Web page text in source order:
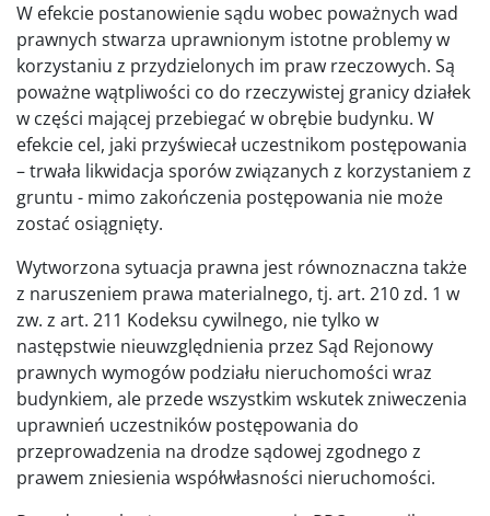
W efekcie postanowienie sądu wobec poważnych wad
prawnych stwarza uprawnionym istotne problemy w
korzystaniu z przydzielonych im praw rzeczowych. Są
poważne wątpliwości co do rzeczywistej granicy działek
w części mającej przebiegać w obrębie budynku. W
efekcie cel, jaki przyświecał uczestnikom postępowania
– trwała likwidacja sporów związanych z korzystaniem z
gruntu - mimo zakończenia postępowania nie może
zostać osiągnięty.
Wytworzona sytuacja prawna jest równoznaczna także
z naruszeniem prawa materialnego, tj. art. 210 zd. 1 w
zw. z art. 211 Kodeksu cywilnego, nie tylko w
następstwie nieuwzględnienia przez Sąd Rejonowy
prawnych wymogów podziału nieruchomości wraz
budynkiem, ale przede wszystkim wskutek zniweczenia
uprawnień uczestników postępowania do
przeprowadzenia na drodze sądowej zgodnego z
prawem zniesienia współwłasności nieruchomości.